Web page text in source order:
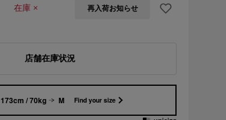
在庫 × 再入荷お知らせ
店舗在庫状況
173cm / 70kg M Find your size